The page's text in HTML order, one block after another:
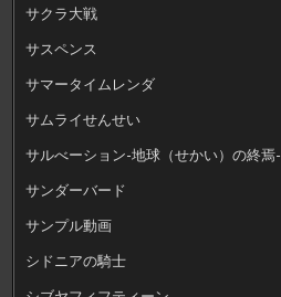
サクラ大戦
サスペンス
サマータイムレンダ
サムライせんせい
サルべーション-地球（せかい）の終焉-
サンダーバード
サンプル動画
シドニアの騎士